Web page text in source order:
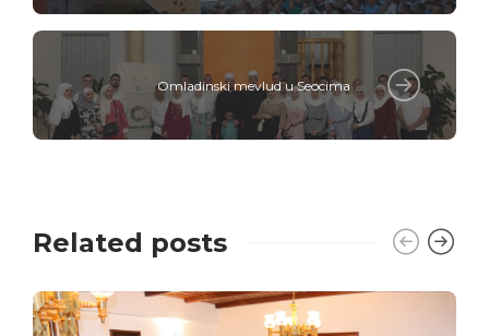
Omladinski mevlud u Seocima
Related posts